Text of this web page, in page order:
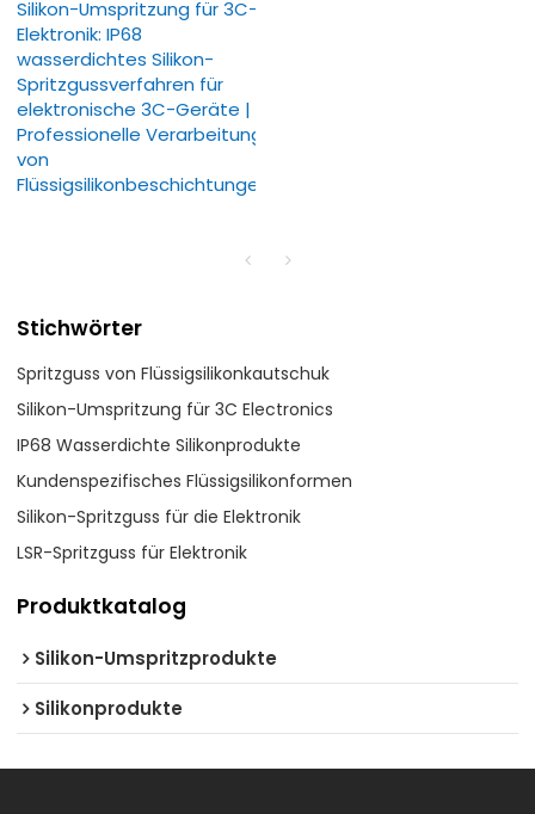
Silikon-Umspritzung für 3C-
Elektronik: IP68
wasserdichtes Silikon-
Spritzgussverfahren für
elektronische 3C-Geräte |
Professionelle Verarbeitung
von
Flüssigsilikonbeschichtungen.
Stichwörter
Spritzguss von Flüssigsilikonkautschuk
Silikon-Umspritzung für 3C Electronics
IP68 Wasserdichte Silikonprodukte
Kundenspezifisches Flüssigsilikonformen
Silikon-Spritzguss für die Elektronik
LSR-Spritzguss für Elektronik
Produktkatalog
Silikon-Umspritzprodukte
Silikonprodukte